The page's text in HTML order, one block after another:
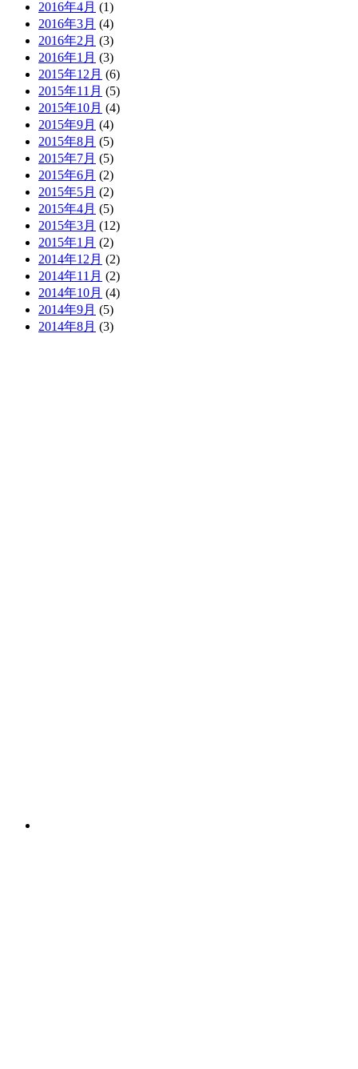
2016年4月 (1)
2016年3月 (4)
2016年2月 (3)
2016年1月 (3)
2015年12月 (6)
2015年11月 (5)
2015年10月 (4)
2015年9月 (4)
2015年8月 (5)
2015年7月 (5)
2015年6月 (2)
2015年5月 (2)
2015年4月 (5)
2015年3月 (12)
2015年1月 (2)
2014年12月 (2)
2014年11月 (2)
2014年10月 (4)
2014年9月 (5)
2014年8月 (3)